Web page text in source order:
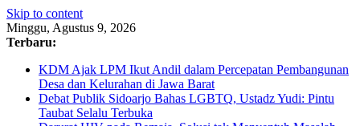
Skip to content
Minggu, Agustus 9, 2026
Terbaru:
KDM Ajak LPM Ikut Andil dalam Percepatan Pembangunan
Desa dan Kelurahan di Jawa Barat
Debat Publik Sidoarjo Bahas LGBTQ, Ustadz Yudi: Pintu
Taubat Selalu Terbuka